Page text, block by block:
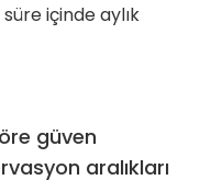
içinde aylık
güven
aralıkları